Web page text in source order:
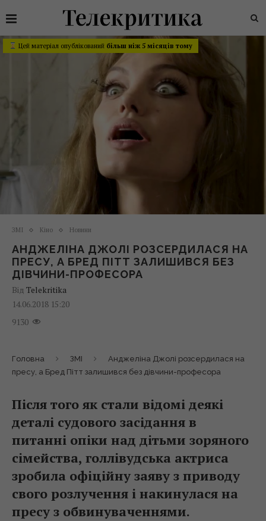
Цей матеріал опублікований більш ніж 5 місяців тому
ЗМІ Кіно Новини
АНДЖЕЛІНА ДЖОЛІ РОЗСЕРДИЛАСЯ НА
ПРЕСУ, А БРЕД ПІТТ ЗАЛИШИВСЯ БЕЗ
ДІВЧИНИ-ПРОФЕСОРА
Від Telekritika
14.06.2018 15:20
9130
Головна ЗМІ
Анджеліна Джолі розсердилася на
пресу, а Бред Пітт залишився без дівчини-професора
Після того як стали відомі деякі
деталі судового засідання в
питанні опіки над дітьми зоряного
сімейства, голлівудська актриса
зробила офіційну заяву з приводу
свого розлучення і накинулася на
пресу з обвинуваченнями.